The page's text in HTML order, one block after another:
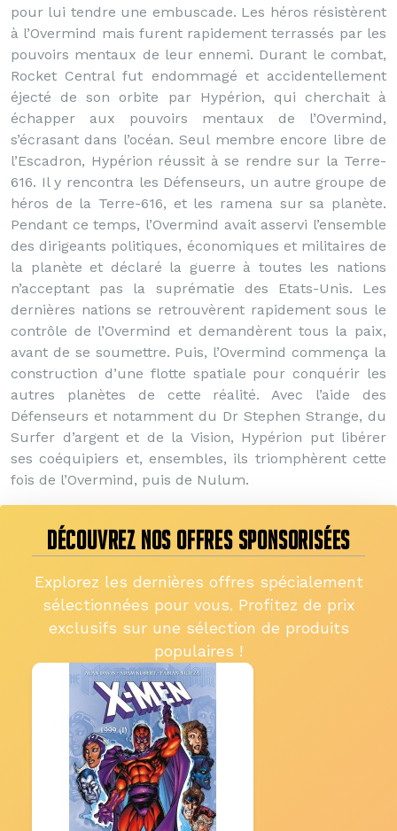
pour lui tendre une embuscade. Les héros résistèrent
à l’Overmind mais furent rapidement terrassés par les
pouvoirs mentaux de leur ennemi. Durant le combat,
Rocket Central fut endommagé et accidentellement
éjecté de son orbite par Hypérion, qui cherchait à
échapper aux pouvoirs mentaux de l’Overmind,
s’écrasant dans l’océan. Seul membre encore libre de
l’Escadron, Hypérion réussit à se rendre sur la Terre-
616. Il y rencontra les Défenseurs, un autre groupe de
héros de la Terre-616, et les ramena sur sa planète.
Pendant ce temps, l’Overmind avait asservi l’ensemble
des dirigeants politiques, économiques et militaires de
la planète et déclaré la guerre à toutes les nations
n’acceptant pas la suprématie des Etats-Unis. Les
dernières nations se retrouvèrent rapidement sous le
contrôle de l’Overmind et demandèrent tous la paix,
avant de se soumettre. Puis, l’Overmind commença la
construction d’une flotte spatiale pour conquérir les
autres planètes de cette réalité. Avec l’aide des
Défenseurs et notamment du Dr Stephen Strange, du
Surfer d’argent et de la Vision, Hypérion put libérer
ses coéquipiers et, ensembles, ils triomphèrent cette
fois de l’Overmind, puis de Nulum.
DÉCOUVREZ NOS OFFRES SPONSORISÉES
Explorez les dernières offres spécialement
sélectionnées pour vous. Profitez de prix
exclusifs sur une sélection de produits
populaires !